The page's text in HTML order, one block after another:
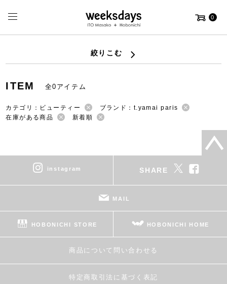
0
絞りこむ
ITEM 全0アイテム
カテゴリ：ビューティー
ブランド：t.yamai paris
在庫がある商品
新着順
instagram SHARE
MAIL
HOBONICHI STORE HOBONICHI HOME
商品について問い合わせる
特定商取引法に基づく表記